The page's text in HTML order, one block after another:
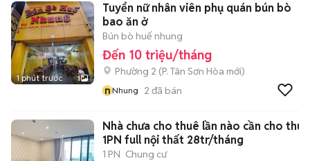
1 phút trước 1
Tuyển nữ nhân viên phụ quán bún bò
bao ăn ở
Bún bò huế nhung
Đến 10 triệu/tháng
Phường 2 (P. Tân Sơn Hòa mới)
nNhung 2 đã bán
Nhà chưa cho thuê lần nào cần cho thuê
1PN full nội thất 28tr/tháng
1 PN Chung cư